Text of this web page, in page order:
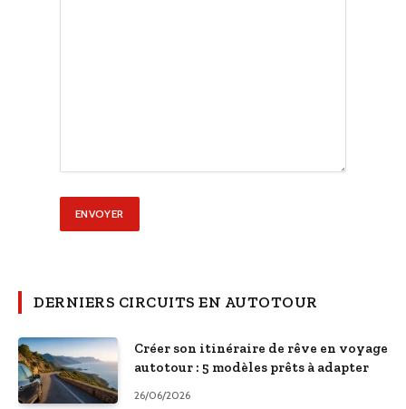
DERNIERS CIRCUITS EN AUTOTOUR
Créer son itinéraire de rêve en voyage
autotour : 5 modèles prêts à adapter
26/06/2026